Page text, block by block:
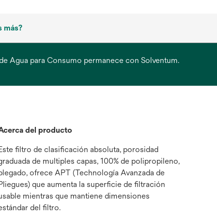
más?
Agua para Consumo permanece con Solventum.
del producto
filtro de clasificación absoluta, porosidad
de multiples capas, 100% de polipropileno,
ofrece APT (Technología Avanzada de
que aumenta la superficie de filtración
mientras que mantiene dimensiones
del filtro.